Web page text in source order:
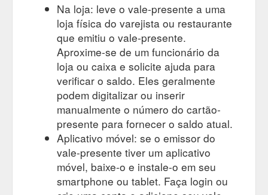
Na loja: leve o vale-presente a uma
loja física do varejista ou restaurante
que emitiu o vale-presente.
Aproxime-se de um funcionário da
loja ou caixa e solicite ajuda para
verificar o saldo. Eles geralmente
podem digitalizar ou inserir
manualmente o número do cartão-
presente para fornecer o saldo atual.
Aplicativo móvel: se o emissor do
vale-presente tiver um aplicativo
móvel, baixe-o e instale-o em seu
smartphone ou tablet. Faça login ou